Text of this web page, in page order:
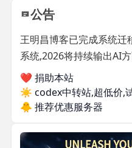
公告
王明昌博客已完成系统
系统,2026将持续输出AI
❤️ 捐助本站
☀️ codex中转站,超低价,
🐥 推荐优惠服务器